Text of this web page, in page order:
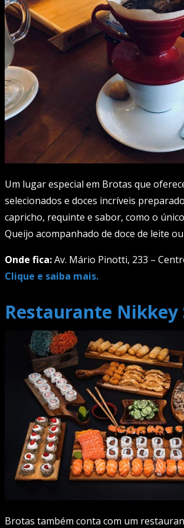
Um lugar especial em Brotas que
selecionados e doces incríveis
capricho, requinte e sabor, como o
Queijo acompanhado de doce de leite
Onde fica:Av. Mário Pinotti, 233 –
Clique e saiba mais.
Restaurante Nikkey
Brotas também conta com um